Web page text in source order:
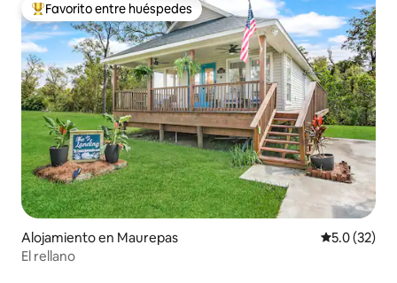
Favorito entre huéspedes preferido
Favorito entre huéspedes
Alojamiento en Maurepas Calificación
5.0 (32)
El rellano